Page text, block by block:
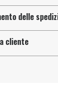
delle
cliente